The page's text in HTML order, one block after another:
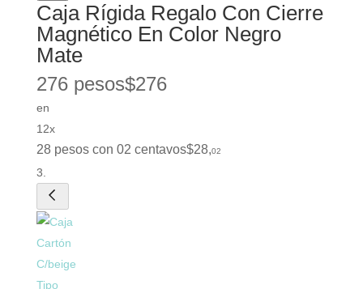
Caja Rígida Regalo Con Cierre
Magnético En Color Negro
Mate
276 pesos$276
en
12x
28 pesos con 02 centavos$28,02